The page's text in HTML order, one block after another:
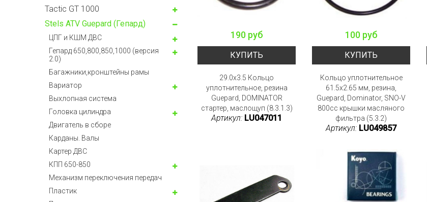
Tactic GT 1000
Stels ATV Guepard (Гепард)
ЦПГ и КШМ ДВС
Гепард 650,800,850,1000 (версия
2.0)
Багажники,кронштейны рамы
Вариатор
Выхлопная система
Головка цилиндра
Двигатель в сборе
Карданы. Валы
Картер ДВС
КПП 650-850
Механизм переключения передач
Пластик
190 руб
КУПИТЬ
29.0x3.5 Кольцо
уплотнительное, резина
Guepard, DOMINATOR
стартер, маслощуп (8.3.1.3)
Артикул: LU047011
100 руб
КУПИТЬ
Кольцо уплотнительное
61.5x2.65 мм, резина,
Guepard, Dominator, SNO-V
800cc крышки масляного
фильтра (5.3.2)
Артикул: LU049857